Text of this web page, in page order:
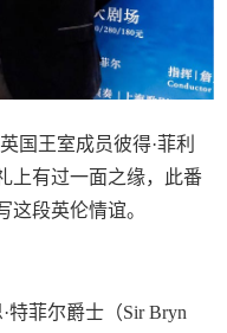
国王室成员彼得·菲利
上有过一面之缘，此番
这段英伦情谊。
特菲尔爵士（Sir Bryn